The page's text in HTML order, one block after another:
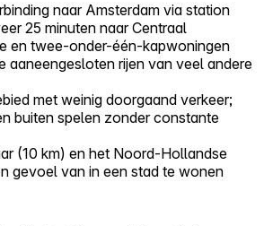
naar Amsterdam via station
25 minuten naar Centraal
en twee-onder-één-kapwoningen
aaneengesloten rijen van veel andere
met weinig doorgaand verkeer;
buiten spelen zonder constante
(10 km) en het Noord-Hollandse
gevoel van in een stad te wonen